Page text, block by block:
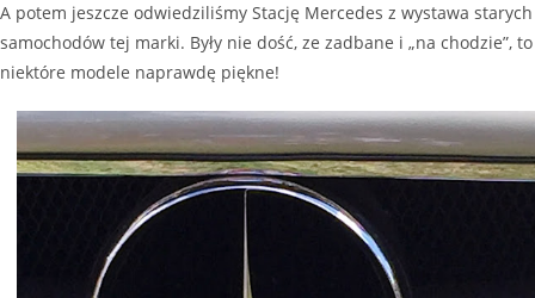
A potem jeszcze odwiedziliśmy Stację Mercedes z wystawa starych
samochodów tej marki. Były nie dość, ze zadbane i „na chodzie”, to
niektóre modele naprawdę piękne!